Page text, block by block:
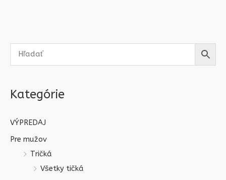
Kategórie
VÝPREDAJ
Pre mužov
Tričká
Všetky tičká